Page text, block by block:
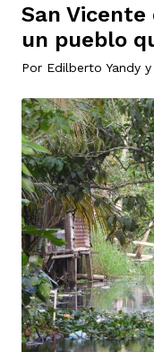
San Vicente
un pueblo
Por Edilberto Yandy y